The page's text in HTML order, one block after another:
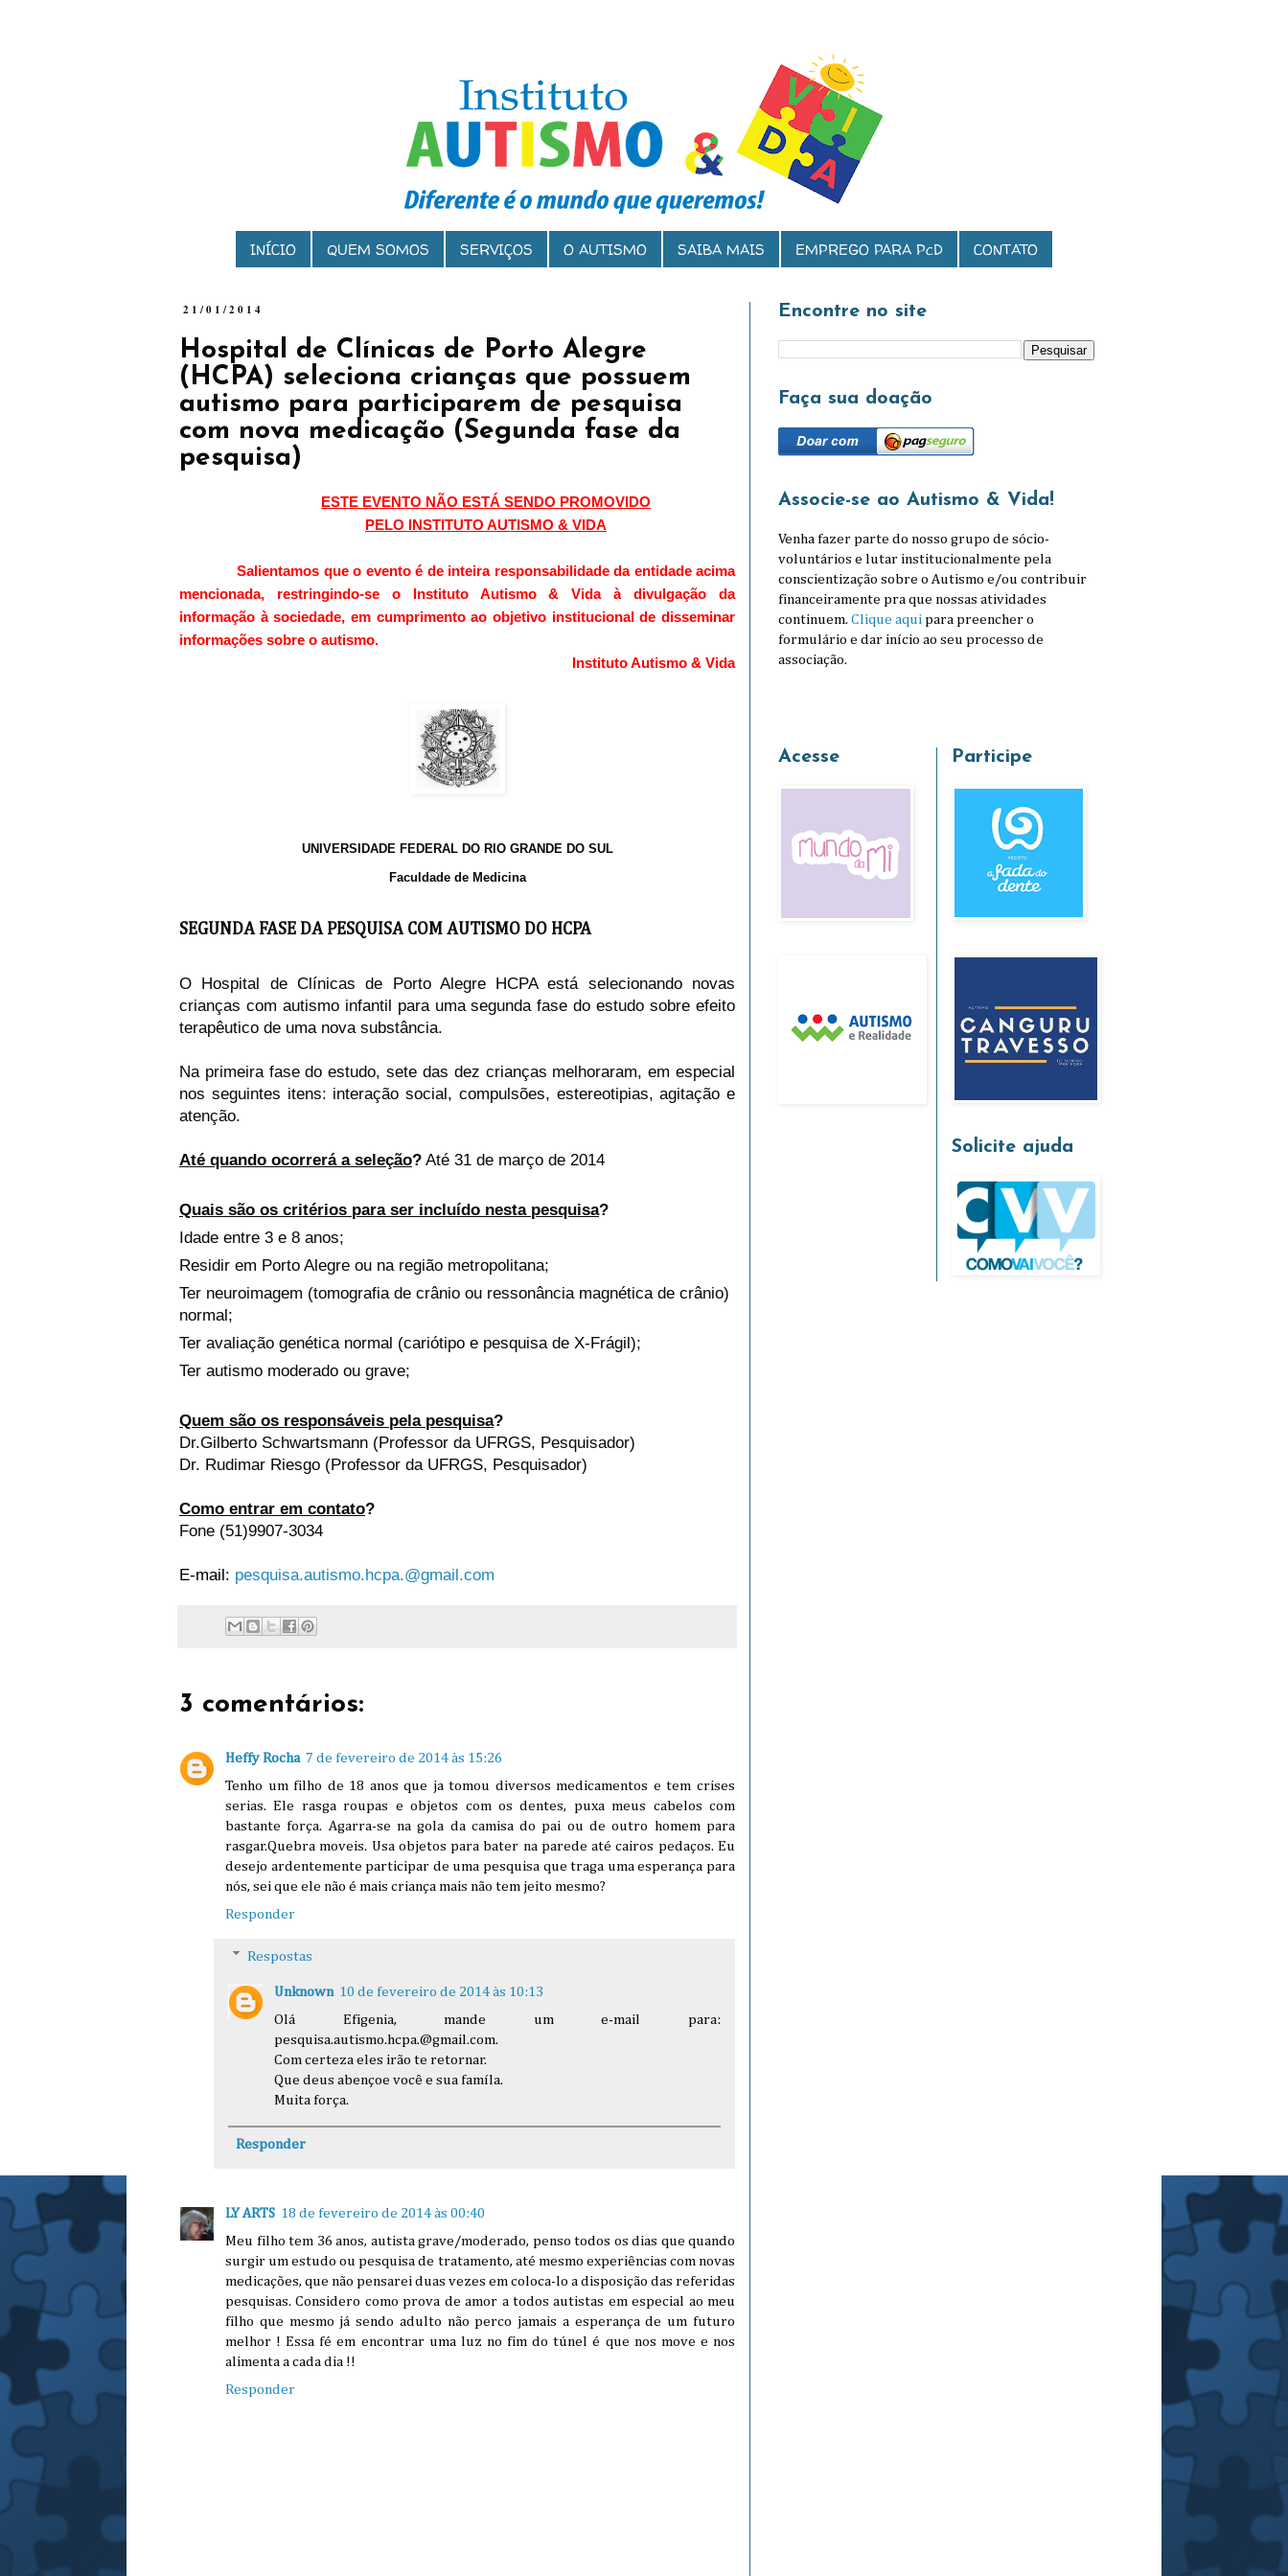
INÍCIO QUEM SOMOS SERVIÇOS O AUTISMO SAIBA MAIS EMPREGO PARA PcD CONTATO
21/01/2014
Hospital de Clínicas de Porto Alegre
(HCPA) seleciona crianças que possuem
autismo para participarem de pesquisa
com nova medicação (Segunda fase da
pesquisa)
ESTE EVENTO NÃO ESTÁ SENDO PROMOVIDO
PELO INSTITUTO AUTISMO & VIDA
Salientamos que o evento é de inteira responsabilidade da entidade acima
mencionada, restringindo-se o Instituto Autismo & Vidaà divulgação da
informação à sociedade, em cumprimento ao objetivo institucional de disseminar
informações sobre o autismo.
Instituto Autismo & Vida
UNIVERSIDADE FEDERAL DO RIO GRANDE DO SUL
Faculdade de Medicina
SEGUNDA FASE DA PESQUISA COM AUTISMO DO HCPA
O Hospital de Clínicas de Porto Alegre HCPA está selecionando novas
crianças com autismo infantil para uma segunda fase do estudo sobre efeito
terapêutico de uma nova substância.
Na primeira fase do estudo, sete das dez crianças melhoraram, em especial
nos seguintes itens: interação social, compulsões, estereotipias, agitação e
atenção.
Até quando ocorrerá a seleção? Até 31 de março de 2014
Quais são os critérios para ser incluído nesta pesquisa?
Idade entre 3 e 8 anos;
Residir em Porto Alegre ou na região metropolitana;
Ter neuroimagem (tomografia de crânio ou ressonância magnética de crânio)
normal;
Ter avaliação genética normal (cariótipo e pesquisa de X-Frágil);
Ter autismo moderado ou grave;
Quem são os responsáveis pela pesquisa?
Dr.Gilberto Schwartsmann (Professor da UFRGS, Pesquisador)
Dr. Rudimar Riesgo (Professor da UFRGS, Pesquisador)
Como entrar em contato?
Fone (51)9907-3034
E-mail: pesquisa.autismo.hcpa.@gmail.com
3 comentários:
Heffy Rocha 7 de fevereiro de 2014 às 15:26
Tenho um filho de 18 anos que ja tomou diversos medicamentos e tem crises
serias. Ele rasga roupas e objetos com os dentes, puxa meus cabelos com
bastante força. Agarra-se na gola da camisa do pai ou de outro homem para
rasgar.Quebra moveis. Usa objetos para bater na parede até cairos pedaços. Eu
desejo ardentemente participar de uma pesquisa que traga uma esperança para
nós, sei que ele não é mais criança mais não tem jeito mesmo?
Responder
Respostas
Unknown 10 de fevereiro de 2014 às 10:13
Olá Efigenia, mande um e-mail para:
pesquisa.autismo.hcpa.@gmail.com.
Com certeza eles irão te retornar.
Que deus abençoe você e sua famíla.
Muita força.
Responder
LY ARTS 18 de fevereiro de 2014 às 00:40
Meu filho tem 36 anos, autista grave/moderado, penso todos os dias que quando
surgir um estudo ou pesquisa de tratamento, até mesmo experiências com novas
medicações, que não pensarei duas vezes em coloca-lo a disposição das referidas
pesquisas. Considero como prova de amor a todos autistas em especial ao meu
filho que mesmo já sendo adulto não perco jamais a esperança de um futuro
melhor ! Essa fé em encontrar uma luz no fim do túnel é que nos move e nos
alimenta a cada dia !!
Responder
Encontre no site
Faça sua doação
Associe-se ao Autismo & Vida!
Venha fazer parte do nosso grupo de sócio-
voluntários e lutar institucionalmente pela
conscientização sobre o Autismo e/ou contribuir
financeiramente pra que nossas atividades
continuem. Clique aqui para preencher o
formulário e dar início ao seu processo de
associação.
Acesse Participe
Solicite ajuda